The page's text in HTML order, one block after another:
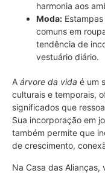
harmonia aos
Moda:
comuns em
tendência de
vestuário diário.
A árvore da vida é um
culturais e temporais,
significados que
Sua incorporação em
também permite que
de crescimento,
Na Casa das